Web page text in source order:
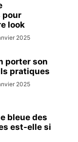
pour
look
2025
porter son
pratiques
2025
bleue des
est-elle si